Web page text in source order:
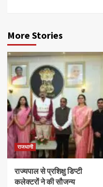
More Stories
राजधानी
राज्यपाल से प्रशिक्षु डिप्टी
कलेक्टरों ने की सौजन्य